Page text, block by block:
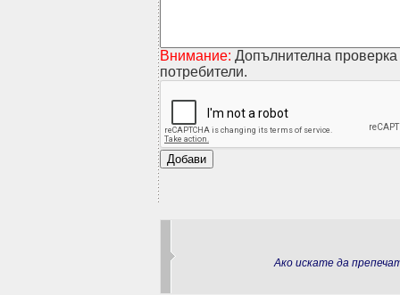
Внимание: Допълнителна
потребители.
Ако искате да